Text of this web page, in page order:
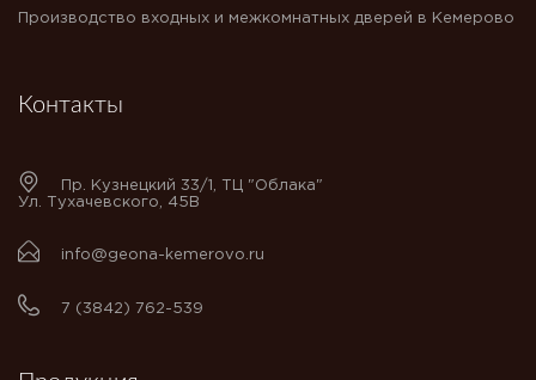
Производство входных и межкомнатных дверей в Кемерово
Контакты
Пр. Кузнецкий 33/1, ТЦ "Облака"
Ул. Тухачевского, 45В
info@geona-kemerovo.ru
7 (3842) 762-539